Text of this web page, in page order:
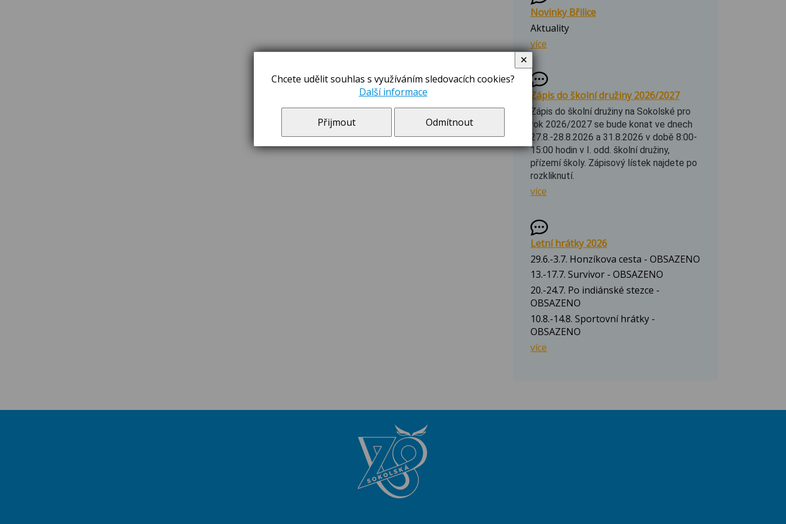
Novinky Břilice
Aktuality
více
Zápis do školní družiny 2026/2027
Zápis do školní družiny na Sokolské pro
rok 2026/2027 se bude konat ve dnech
27.8.-28.8.2026 a 31.8.2026 v době 8:00-
15:00 hodin v I. odd. školní družiny,
přízemí školy. Zápisový lístek najdete po
rozkliknutí.
více
Letní hrátky 2026
29.6.-3.7. Honzíkova cesta - OBSAZENO
13.-17.7. Survivor - OBSAZENO
20.-24.7. Po indiánské stezce -
OBSAZENO
10.8.-14.8. Sportovní hrátky -
OBSAZENO
více
Chcete udělit souhlas s využíváním sledovacích cookies?
Další informace
Přijmout Odmítnout
✕